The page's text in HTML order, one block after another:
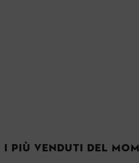
I PIÙ VENDUTI DEL